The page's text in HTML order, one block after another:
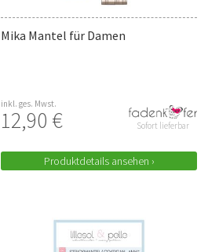
Mika Mantel für Damen
inkl. ges. Mwst.
12,90 € Sofort lieferbar
Produktdetails ansehen ›